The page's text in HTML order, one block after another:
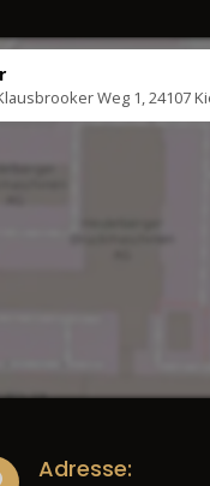
Weg 1, 24107
Adresse: